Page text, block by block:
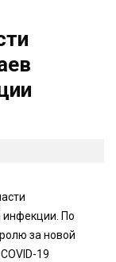
инфекции. По
за новой
19